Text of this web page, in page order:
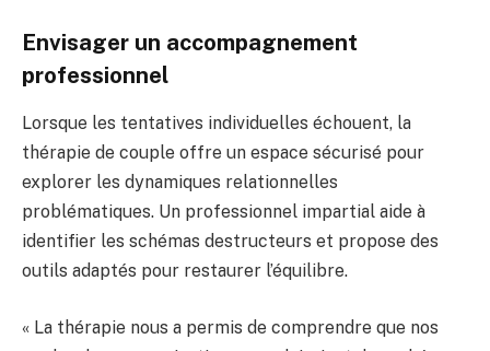
Envisager un accompagnement
professionnel
Lorsque les tentatives individuelles échouent, la
thérapie de couple offre un espace sécurisé pour
explorer les dynamiques relationnelles
problématiques. Un professionnel impartial aide à
identifier les schémas destructeurs et propose des
outils adaptés pour restaurer l’équilibre.
« La thérapie nous a permis de comprendre que nos